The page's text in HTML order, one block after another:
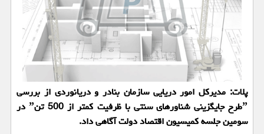
پلات: مدیركل امور دریایی سازمان بنادر و دریانوردی از بررسی
ˮطرح جایگزینی شناورهای سنتی با ظرفیت كمتر از 500 تنˮ در
سومین جلسه كمیسیون اقتصاد دولت آگاهی داد.